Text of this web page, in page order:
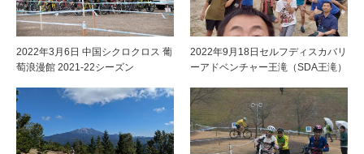
2022年3月6日 中国シクロクロス 葡
萄浪漫館 2021-22シーズン
2022年9月18日セルフディスカバリ
ーアドベンチャー王滝（SDA王滝）